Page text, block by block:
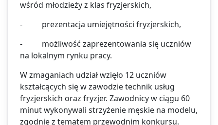
wśród młodzieży z klas fryzjerskich,
- prezentacja umiejętności fryzjerskich,
- możliwość zaprezentowania się uczniów
na lokalnym rynku pracy.
W zmaganiach udział wzięło 12 uczniów
kształcących się w zawodzie technik usług
fryzjerskich oraz fryzjer. Zawodnicy w ciągu 60
minut wykonywali strzyżenie męskie na modelu,
zgodnie z tematem przewodnim konkursu.